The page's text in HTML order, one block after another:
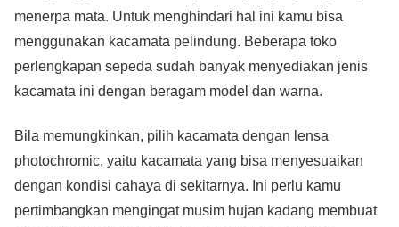
menerpa mata. Untuk menghindari hal ini kamu bisa
menggunakan kacamata pelindung. Beberapa toko
perlengkapan sepeda sudah banyak menyediakan jenis
kacamata ini dengan beragam model dan warna.
Bila memungkinkan, pilih kacamata dengan lensa
photochromic, yaitu kacamata yang bisa menyesuaikan
dengan kondisi cahaya di sekitarnya. Ini perlu kamu
pertimbangkan mengingat musim hujan kadang membuat